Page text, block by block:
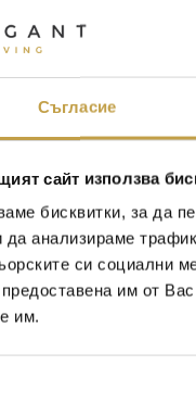
Съгласие
сайт използва
бисквитки, за да
да анализираме
си социални
предоставена им от
им.